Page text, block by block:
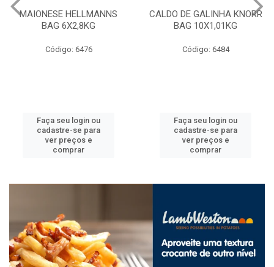
MAIONESE HELLMANNS
BAG 6X2,8KG
Código: 6476
Faça seu login ou
cadastre-se para
ver preços e
comprar
CALDO DE GALINHA KNORR
BAG 10X1,01KG
Código: 6484
Faça seu login ou
cadastre-se para
ver preços e
comprar